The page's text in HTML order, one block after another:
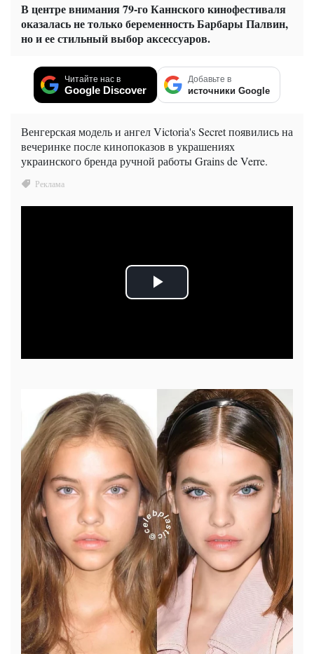
В центре внимания 79-го Каннского кинофестиваля
оказалась не только беременность Барбары Палвин,
но и ее стильный выбор аксессуаров.
Читайте нас в
Google Discover
Добавьте в
источники Google
Венгерская модель и ангел Victoria's Secret появились на
вечеринке после кинопоказов в украшениях
украинского бренда ручной работы Grains de Verre.